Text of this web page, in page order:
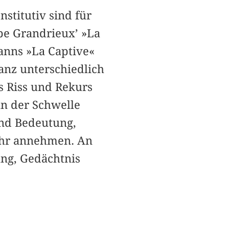
sind für
Grandrieux’ »La
»La Captive«
unterschiedlich
und Rekurs
der Schwelle
Bedeutung,
annehmen. An
Gedächtnis